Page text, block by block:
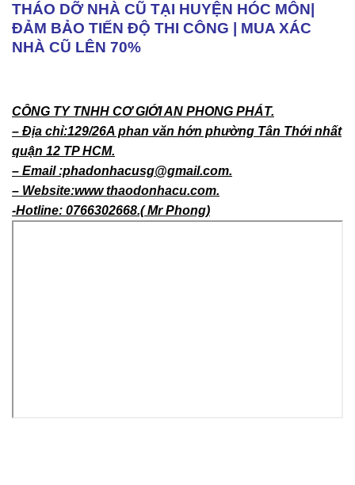
THÁO DỠ NHÀ CŨ TẠI HUYỆN HÓC MÔN|
ĐẢM BẢO TIẾN ĐỘ THI CÔNG | MUA XÁC
NHÀ CŨ LÊN 70%
CÔNG TY TNHH CƠ GIỚI AN PHONG PHÁT.
– Địa chỉ:129/26A phan văn hớn phường Tân Thới nhất
quận 12 TP HCM.
– Email :phadonhacusg@gmail.com.
– Website:www thaodonhacu.com.
-Hotline: 0766302668.( Mr Phong)